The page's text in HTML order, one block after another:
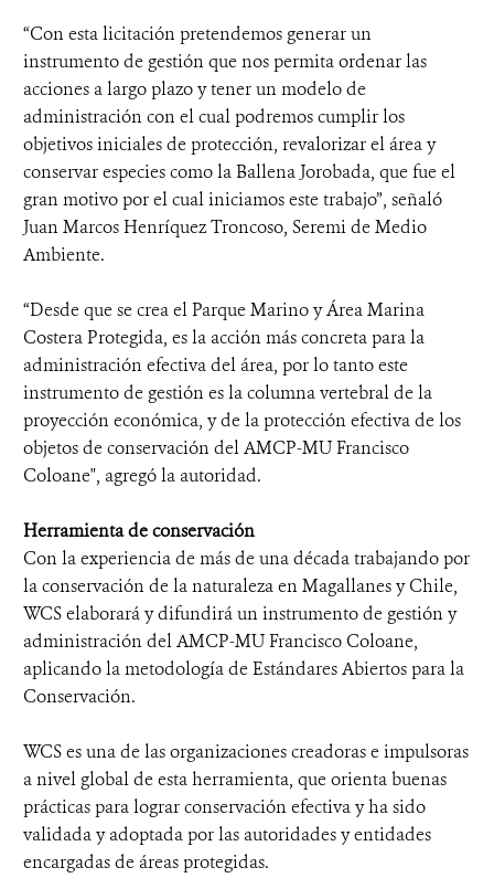
“Con esta licitación pretendemos generar un
instrumento de gestión que nos permita ordenar las
acciones a largo plazo y tener un modelo de
administración con el cual podremos cumplir los
objetivos iniciales de protección, revalorizar el área y
conservar especies como la Ballena Jorobada, que fue el
gran motivo por el cual iniciamos este trabajo”, señaló
Juan Marcos Henríquez Troncoso, Seremi de Medio
Ambiente.
“Desde que se crea el Parque Marino y Área Marina
Costera Protegida, es la acción más concreta para la
administración efectiva del área, por lo tanto este
instrumento de gestión es la columna vertebral de la
proyección económica, y de la protección efectiva de los
objetos de conservación del AMCP-MU Francisco
Coloane", agregó la autoridad.
Herramienta de conservación
Con la experiencia de más de una década trabajando por
la conservación de la naturaleza en Magallanes y Chile,
WCS elaborará y difundirá un instrumento de gestión y
administración del AMCP-MU Francisco Coloane,
aplicando la metodología de Estándares Abiertos para la
Conservación.
WCS es una de las organizaciones creadoras e impulsoras
a nivel global de esta herramienta, que orienta buenas
prácticas para lograr conservación efectiva y ha sido
validada y adoptada por las autoridades y entidades
encargadas de áreas protegidas.